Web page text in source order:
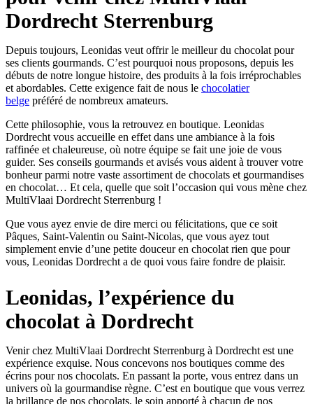
Dordrecht Sterrenburg
Depuis toujours, Leonidas veut offrir le meilleur du chocolat pour
ses clients gourmands. C’est pourquoi nous proposons, depuis les
débuts de notre longue histoire, des produits à la fois irréprochables
et abordables. Cette exigence fait de nous le chocolatier
belge préféré de nombreux amateurs.
Cette philosophie, vous la retrouvez en boutique. Leonidas
Dordrecht vous accueille en effet dans une ambiance à la fois
raffinée et chaleureuse, où notre équipe se fait une joie de vous
guider. Ses conseils gourmands et avisés vous aident à trouver votre
bonheur parmi notre vaste assortiment de chocolats et gourmandises
en chocolat… Et cela, quelle que soit l’occasion qui vous mène chez
MultiVlaai Dordrecht Sterrenburg !
Que vous ayez envie de dire merci ou félicitations, que ce soit
Pâques, Saint-Valentin ou Saint-Nicolas, que vous ayez tout
simplement envie d’une petite douceur en chocolat rien que pour
vous, Leonidas Dordrecht a de quoi vous faire fondre de plaisir.
Leonidas, l’expérience du
chocolat à Dordrecht
Venir chez MultiVlaai Dordrecht Sterrenburg à Dordrecht est une
expérience exquise. Nous concevons nos boutiques comme des
écrins pour nos chocolats. En passant la porte, vous entrez dans un
univers où la gourmandise règne. C’est en boutique que vous verrez
la brillance de nos chocolats, le soin apporté à chacun de nos